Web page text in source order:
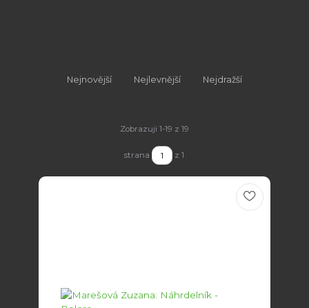
Nejnovější Nejlevnější Nejdražší
Zobrazuji 1-19 z 19
strana z 1